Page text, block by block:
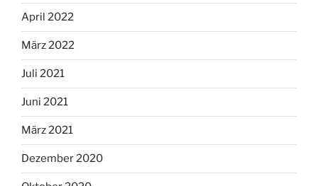
April 2022
März 2022
Juli 2021
Juni 2021
März 2021
Dezember 2020